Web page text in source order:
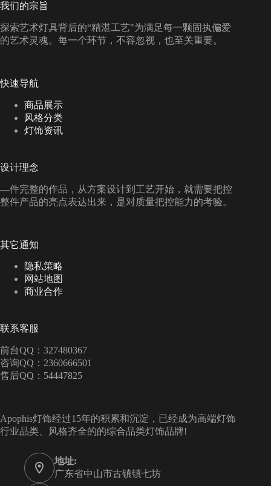
我们的宗旨
探索艺术灯具背后的“精湛工艺"为满足每一颗固执偏爱
的艺术灵魂。每一个环节，不容忽视，也至关重要。
快速导航
商品展示
风格分类
灯饰资讯
设计理念
—件完整的作品，从方案设计到工艺开始，就需要把控
整件产品的亮点表达出来，是对质量把控能力的考验。
其它通知
隐私策略
网站地图
商业合作
联系客服
前台QQ：327480367
咨询QQ：2360666501
售后QQ：54447825
Apophis灯饰经过15年的积累和沉淀，已经成为高端灯饰
行业品类、风格齐全的的综合品类灯饰品牌!
地址:
广东省中山市古镇镇七坊